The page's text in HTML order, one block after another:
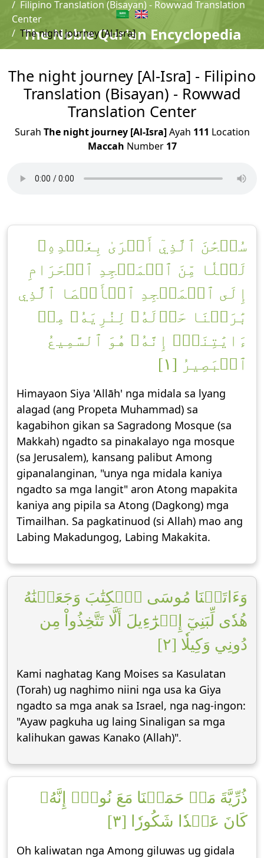
The Noble Qur'an Encyclopedia
Filipino Translation (Bisayan) - Rowwad Translation
Center
The night journey [Al-Isra]
The night journey [Al-Isra] - Filipino
Translation (Bisayan) - Rowwad
Translation Center
Surah The night journey [Al-Isra]Ayah 111 Location
Maccah Number 17
سُبۡحَٰنَ ٱلَّذِيٓ أَسۡرَىٰ بِعَبۡدِهِۦ
لَيۡلٗا مِّنَ ٱلۡمَسۡجِدِ ٱلۡحَرَامِ
إِلَى ٱلۡمَسۡجِدِ ٱلۡأَقۡصَا ٱلَّذِي
بَٰرَكۡنَا حَوۡلَهُۥ لِنُرِيَهُۥ مِنۡ
ءَايَٰتِنَآۚ إِنَّهُۥ هُوَ ٱلسَّمِيعُ
ٱلۡبَصِيرُ [١]
Himayaon Siya 'Allāh' nga midala sa lyang
alagad (ang Propeta Muhammad) sa
kagabihon gikan sa Sagradong Mosque (sa
Makkah) ngadto sa pinakalayo nga mosque
(sa Jerusalem), kansang palibut Among
gipanalanginan, "unya nga midala kaniya
ngadto sa mga langit" aron Atong mapakita
kaniya ang pipila sa Atong (Dagkong) mga
Timailhan. Sa pagkatinuod (si Allah) mao ang
Labing Makadungog, Labing Makakita.
وَءَاتَيۡنَا مُوسَى ٱلۡكِتَٰبَ وَجَعَلۡنَٰهُ
هُدٗى لِّبَنِيٓ إِسۡرَٰٓءِيلَ أَلَّا تَتَّخِذُواْ مِن
دُونِي وَكِيلٗا [٢]
Kami naghatag Kang Moises sa Kasulatan
(Torah) ug naghimo niini nga usa ka Giya
ngadto sa mga anak sa Israel, nga nag-ingon:
"Ayaw pagkuha ug laing Sinaligan sa mga
kalihukan gawas Kanako (Allah)".
ذُرِّيَّةَ مَنۡ حَمَلۡنَا مَعَ نُوحٍۚ إِنَّهُۥ
كَانَ عَبۡدٗا شَكُورٗا [٣]
Oh kaliwatan nga Among giluwas ug gidala